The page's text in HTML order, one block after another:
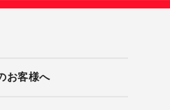
お客様へ